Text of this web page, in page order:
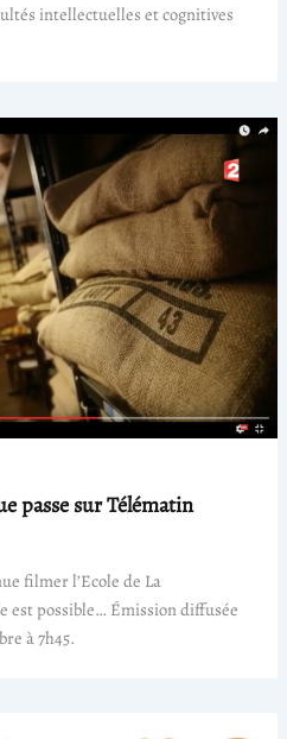
intellectuelles et cognitives
passe sur Télématin
filmer l’Ecole de La
est possible… Émission diffusée
à 7h45.